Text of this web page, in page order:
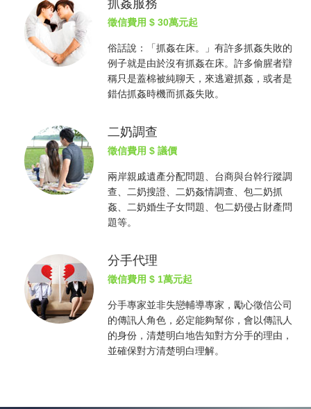
抓姦服務
徵信費用 $ 30萬元起
俗話說：「抓姦在床。」有許多抓姦失敗的
例子就是由於沒有抓姦在床。許多偷腥者辯
稱只是蓋棉被純聊天，來逃避抓姦 ，或者是
錯估抓姦時機而抓姦失敗。
二奶調查
徵信費用 $ 議價
兩岸親戚遺產分配問題、台商與台幹行蹤調
查、二奶搜證、二奶姦情調查、包二奶抓
姦、二奶婚生子女問題、包二奶侵占財產問
題等。
分手代理
徵信費用 $ 1萬元起
分手專家並非失戀輔導專家，勵心徵信公司
的傳訊人角色，必定能夠幫你，會以傳訊人
的身份，清楚明白地告知對方分手的理由，
並確保對方清楚明白理解。